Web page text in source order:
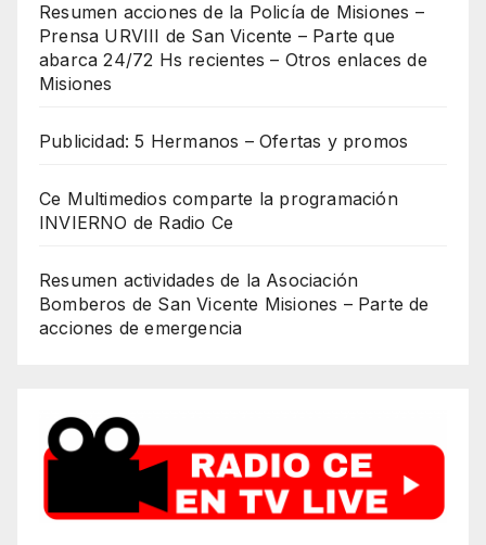
Resumen acciones de la Policía de Misiones –
Prensa URVIII de San Vicente – Parte que
abarca 24/72 Hs recientes – Otros enlaces de
Misiones
Publicidad: 5 Hermanos – Ofertas y promos
Ce Multimedios comparte la programación
INVIERNO de Radio Ce
Resumen actividades de la Asociación
Bomberos de San Vicente Misiones – Parte de
acciones de emergencia